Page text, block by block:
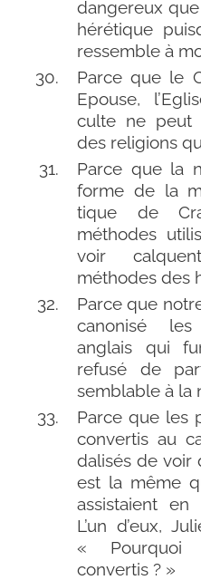
dan­ge­reux
héré­tique
res­semble à
Parce que le
Epouse,
culte ne peut
des reli­gions
Parce que la
forme de la
tique de
méthodes
voir
méthodes des
Parce que
cano­ni­sé
anglais qui
refu­sé de
sem­blable à la
Parce que les
conver­tis au
da­li­sés de voir
est la même
assis­taient
L’un d’eux,
« Pourquoi
convertis ? »